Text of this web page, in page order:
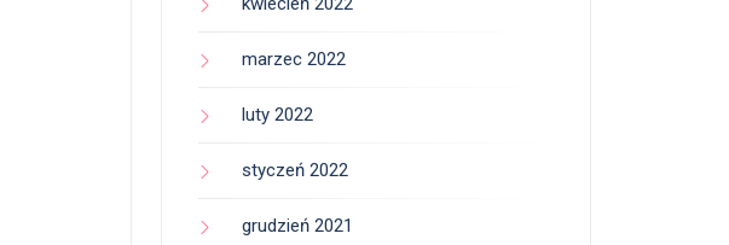
marzec 2022
luty 2022
styczeń 2022
grudzień 2021